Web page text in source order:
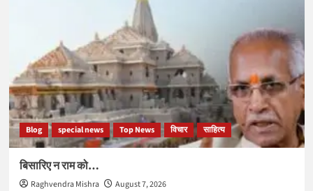
Blog special news Top News विचार साहित्य
बिसारिए न राम को…
Raghvendra Mishra August 7, 2026